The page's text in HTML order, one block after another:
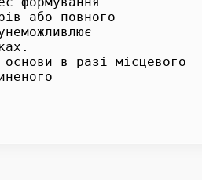
або повного
в разі місцевого